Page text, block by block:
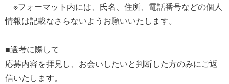
※フォーマット内には、氏名、住所、電話番号などの個人
情報は記載なさらないようお願いいたします。
■選考に際して
応募内容を拝見し、お会いしたいと判断した方のみにご返
信いたします。